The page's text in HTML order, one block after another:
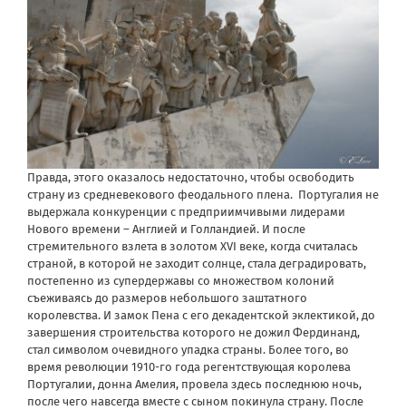
Правда, этого оказалось недостаточно, чтобы освободить
страну из средневекового феодального плена. Португалия не
выдержала конкуренции с предприимчивыми лидерами
Нового времени – Англией и Голландией. И после
стремительного взлета в золотом XVI веке, когда считалась
страной, в которой не заходит солнце, стала деградировать,
постепенно из супердержавы со множеством колоний
съеживаясь до размеров небольшого заштатного
королевства. И замок Пена с его декадентской эклектикой, до
завершения строительства которого не дожил Фердинанд,
стал символом очевидного упадка страны. Более того, во
время революции 1910-го года регентствующая королева
Португалии, донна Амелия, провела здесь последнюю ночь,
после чего навсегда вместе с сыном покинула страну. После